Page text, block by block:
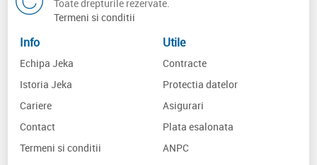
Toate drepturile rezervate.
Termeni si conditii
Info
Echipa Jeka
Istoria Jeka
Cariere
Contact
Termeni si conditii
Utile
Contracte
Protectia datelor
Asigurari
Plata esalonata
ANPC